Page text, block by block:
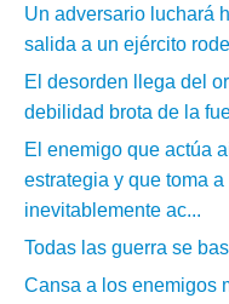
Un adversario luchará
salida a un ejército
El desorden llega del
debilidad brota de la
El enemigo que actúa
estrategia y que toma
inevitablemente ac...
Todas las guerra se
Cansa a los enemigos